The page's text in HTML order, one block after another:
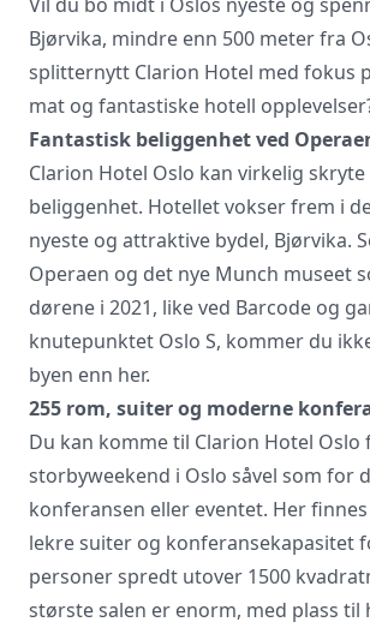
Bjørvika, mindre enn 500 meter fra
splitternytt Clarion Hotel med fokus
mat og fantastiske hotell
Fantastisk beliggenhet ved
Clarion Hotel Oslo kan virkelig
beliggenhet. Hotellet vokser frem i
nyeste og attraktive bydel, Bjørvika.
Operaen og det nye Munch museet
dørene i 2021, like ved Barcode og
knutepunktet Oslo S, kommer du
byen enn her.
255 rom, suiter og moderne
Du kan komme til Clarion Hotel Oslo
storbyweekend i Oslo såvel som for
konferansen eller eventet. Her
lekre suiter og konferansekapasitet
personer spredt utover 1500
største salen er enorm, med plass til
Vi innhenter uforpliktende
råd og forhandler priser og
betingelser, bestiller på
gjennomgår kontrakt og
viktige frister. Tjenesten er
for deg som kunde, og det
påslag i prisene.
LUKK VINDU SEND